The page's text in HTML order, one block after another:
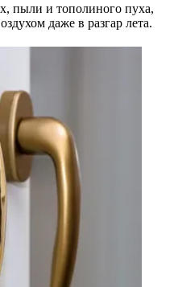
пыли и тополиного пуха,
даже в разгар лета.